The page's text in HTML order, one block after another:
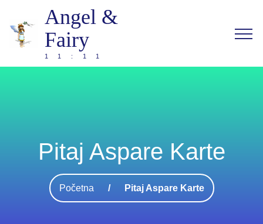
Angel &
Fairy
11:11
Pitaj Aspare Karte
Početna Pitaj Aspare Karte